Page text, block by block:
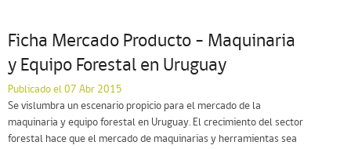
Ficha Mercado Producto – Maquinaria
y Equipo Forestal en Uruguay
Publicado el 07 Abr 2015
Se vislumbra un escenario propicio para el mercado de la
maquinaria y equipo forestal en Uruguay. El crecimiento del sector
forestal hace que el mercado de maquinarias y herramientas sea